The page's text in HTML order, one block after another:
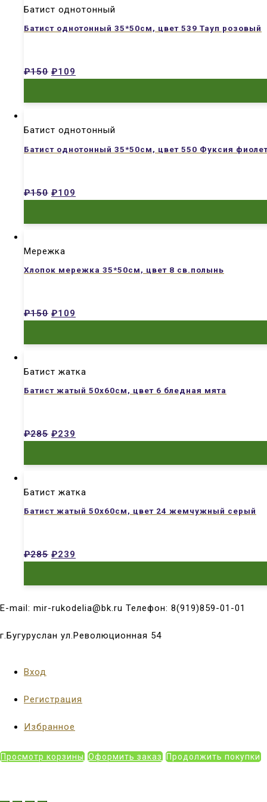
Батист однотонный
Батист однотонный 35*50см, цвет 539 Тауп розовый
₽150 ₽109
Батист однотонный
Батист однотонный 35*50см, цвет 550 Фуксия
₽150 ₽109
Мережка
Хлопок мережка 35*50см, цвет 8 св.полынь
₽150 ₽109
Батист жатка
Батист жатый 50х60см, цвет 6 бледная мята
₽285 ₽239
Батист жатка
Батист жатый 50х60см, цвет 24 жемчужный серый
₽285 ₽239
E-mail: mir-rukodelia@bk.ru Телефон: 8(919)859-01-01
г.Бугуруслан ул.Революционная 54
Вход
Регистрация
Избранное
Просмотр корзины Оформить заказ Продолжить покупки